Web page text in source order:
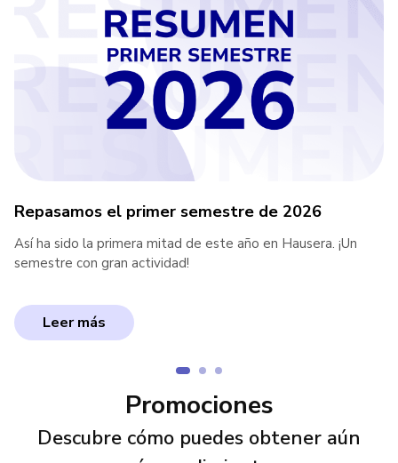
Repasamos el primer semestre de 2026
Así ha sido la primera mitad de este año en Hausera. ¡Un
semestre con gran actividad!
Leer más
Promociones
Descubre cómo puedes obtener aún